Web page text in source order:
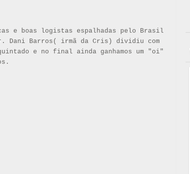
e boas logistas espalhadas pelo Brasil
Dani Barros( irmã da Cris) dividiu com
e no final ainda ganhamos um "oi"